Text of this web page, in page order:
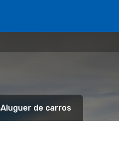
Aluguer de carros